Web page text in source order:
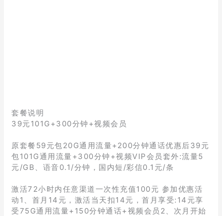
套餐说明
39元101G+300分钟+视频会员
原套餐59元包20G通用流量+200分钟通话优惠后39元
包101G通用流量+300分钟+视频VIP会员套外:流量5
元/GB、语音0.1/分钟，国内短/彩信0.1元/条
激活72小时内任意渠道一次性充值100元 参加优惠活
动1、首月14元，激活当天扣14元，首月享受:14元享
受75G通用流量+150分钟通话+视频会员2、次月开始